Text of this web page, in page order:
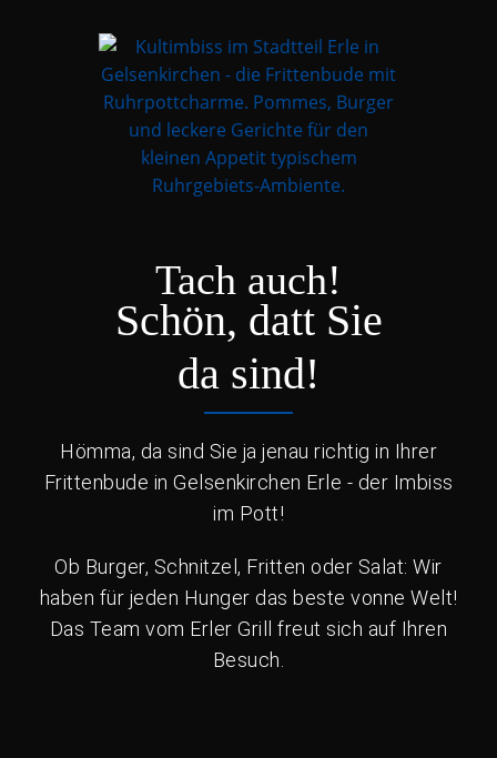
Tach auch!
Schön, datt Sie
da sind!
Hömma, da sind Sie ja jenau richtig in Ihrer
Frittenbude in Gelsenkirchen Erle - der Imbiss
im Pott!
Ob Burger, Schnitzel, Fritten oder Salat: Wir
haben für jeden Hunger das beste vonne Welt!
Das Team vom Erler Grill freut sich auf Ihren
Besuch.